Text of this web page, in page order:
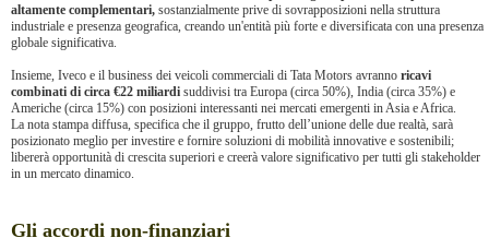
altamente complementari, sostanzialmente prive di sovrapposizioni nella struttura
industriale e presenza geografica, creando un'entità più forte e diversificata con una presenza
globale significativa.
Insieme, Iveco e il business dei veicoli commerciali di Tata Motors avranno ricavi
combinati di circa €22 miliardi suddivisi tra Europa (circa 50%), India (circa 35%) e
Americhe (circa 15%) con posizioni interessanti nei mercati emergenti in Asia e Africa.
La nota stampa diffusa, specifica che il gruppo, frutto dell’unione delle due realtà, sarà
posizionato meglio per investire e fornire soluzioni di mobilità innovative e sostenibili;
libererà opportunità di crescita superiori e creerà valore significativo per tutti gli stakeholder
in un mercato dinamico.
Gli accordi non-finanziari